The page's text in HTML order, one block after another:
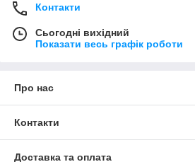
Контакти
Сьогодні вихідний
Показати весь графік роботи
Про нас
Контакти
Доставка та оплата